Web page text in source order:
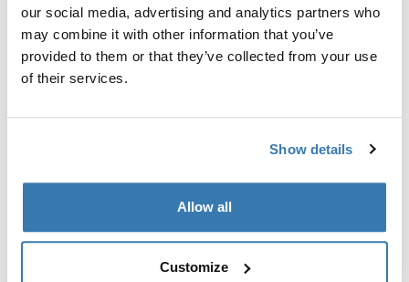
our social media, advertising and analytics partners who
may combine it with other information that you’ve
provided to them or that they’ve collected from your use
of their services.
Show details
Allow all
Customize
Toggle features
Alle Eigenschaften
Toggle techspec
Technische Daten
Herstellungsinformationen
Eingetragenes Warenzeichen: Thule Schweden AB
Name des Herstellers: Thule Schweden